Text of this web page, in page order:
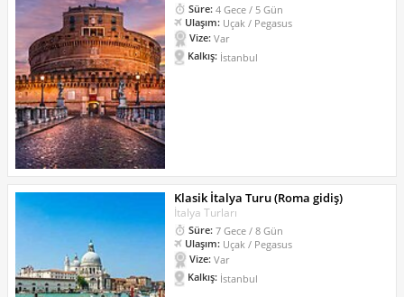
Süre: 4 Gece / 5 Gün
Ulaşım: Uçak / Pegasus
Vize: Var
Kalkış: İstanbul
Klasik İtalya Turu (Roma gidiş)
İtalya Turları
Süre: 7 Gece / 8 Gün
Ulaşım: Uçak / Pegasus
Vize: Var
Kalkış: İstanbul